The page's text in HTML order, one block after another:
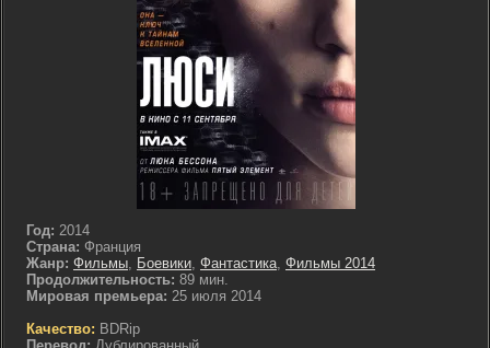
Год: 2014
Страна: Франция
Жанр: Фильмы, Боевики, Фантастика, Фильмы 2014
Продолжительность: 89 мин.
Мировая премьера: 25 июля 2014
Качество: BDRip